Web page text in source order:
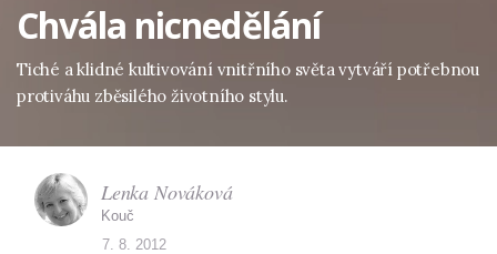
Chvála nicnedělání
Tiché a klidné kultivování vnitřního světa vytváří potřebnou
protiváhu zběsilého životního stylu.
Lenka Nováková
Kouč
7. 8. 2012